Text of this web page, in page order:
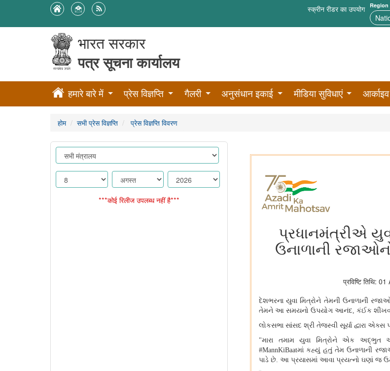
स्क्रीन रीडर का उपयोग Region
भारत सरकार
पत्र सूचना कार्यालय
हमारे बारे में प्रेस विज्ञप्ति गैलरी अनुसंधान इकाई मीडिया सुविधाएं आर्काइव
होम सभी प्रेस विज्ञप्ति प्रेस विज्ञप्ति विवरण
***कोई रिलीज उपलब्ध नहीं है***